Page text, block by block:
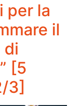
per la
il
di
[5
3]